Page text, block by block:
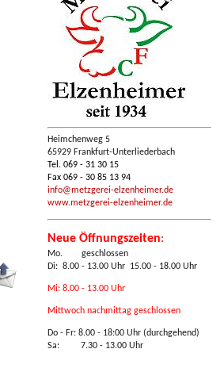
Heimchenweg 5
65929 Frankfurt-Unterliederbach
Tel. 069 - 31 30 15
Fax 069 - 30 85 13 94
info@metzgerei-elzenheimer.de
www.metzgerei-elzenheimer.de
Neue Öffnungszeiten:
Mo. geschlossen
Di: 8.00 - 13.00 Uhr 15.00 - 18.00 Uhr
Mi: 8.00 - 13.00 Uhr
Mittwoch nachmittag geschlossen
Do - Fr: 8.00 - 18:00 Uhr (durchgehend)
Sa: 7.30 - 13.00 Uhr